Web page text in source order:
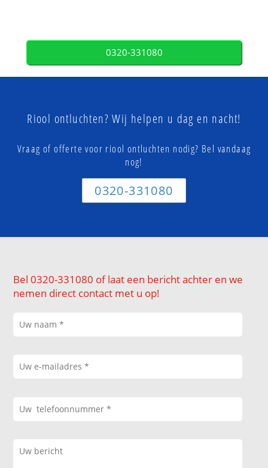
0320-331080
Riool ontluchten? Wij helpen u dag en nacht!
Vraag of offerte voor riool ontluchten nodig? Bel vandaag
nog!
0320-331080
Bel 0320-331080 of laat een bericht achter en we
nemen direct contact met u op!